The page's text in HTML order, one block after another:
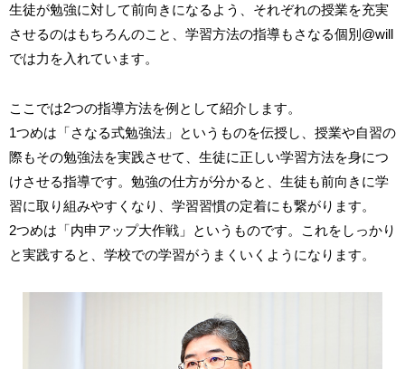
生徒が勉強に対して前向きになるよう、それぞれの授業を充実
させるのはもちろんのこと、学習方法の指導もさなる個別 @will
では力を入れています。
ここでは2つの指導方法を例として紹介します。
1つめは「さなる式勉強法」というものを伝授し、授業や自習の
際もその勉強法を実践させて、生徒に正しい学習方法を身につ
けさせる指導です。勉強の仕方が分かると、生徒も前向きに学
習に取り組みやすくなり、学習習慣の定着にも繋がります。
2つめは「内申アップ大作戦」というものです。これをしっかり
と実践すると、学校での学習がうまくいくようになります。